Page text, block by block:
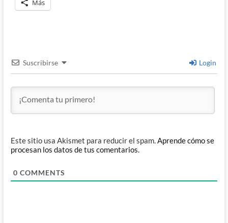
Más
Suscribirse Login
Este sitio usa Akismet para reducir el spam.Aprende cómo se
procesan los datos de tus comentarios.
0 COMMENTS